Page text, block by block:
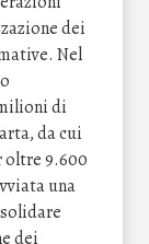
dei
Nel
di
da cui
oltre 9.600
una
dei